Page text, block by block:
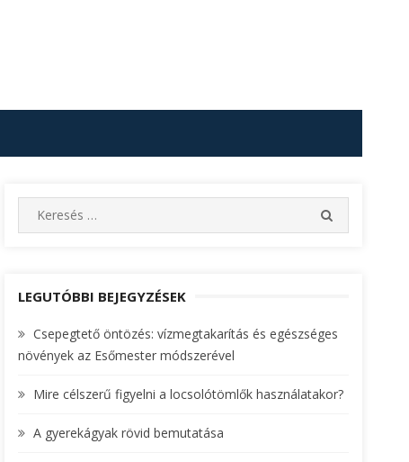
e
c
f
o
:
E
LEGUTÓBBI BEJEGYZÉSEK
Csepegtető öntözés: vízmegtakarítás és egészséges
növények az Esőmester módszerével
Mire célszerű figyelni a locsolótömlők használatakor?
A gyerekágyak rövid bemutatása